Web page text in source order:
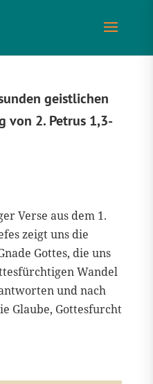
geistlichen
von 2. Petrus 1,3-
Verse aus dem 1.
zeigt uns die
Gottes, die uns
Wandel
und nach
Glaube, Gottesfurcht